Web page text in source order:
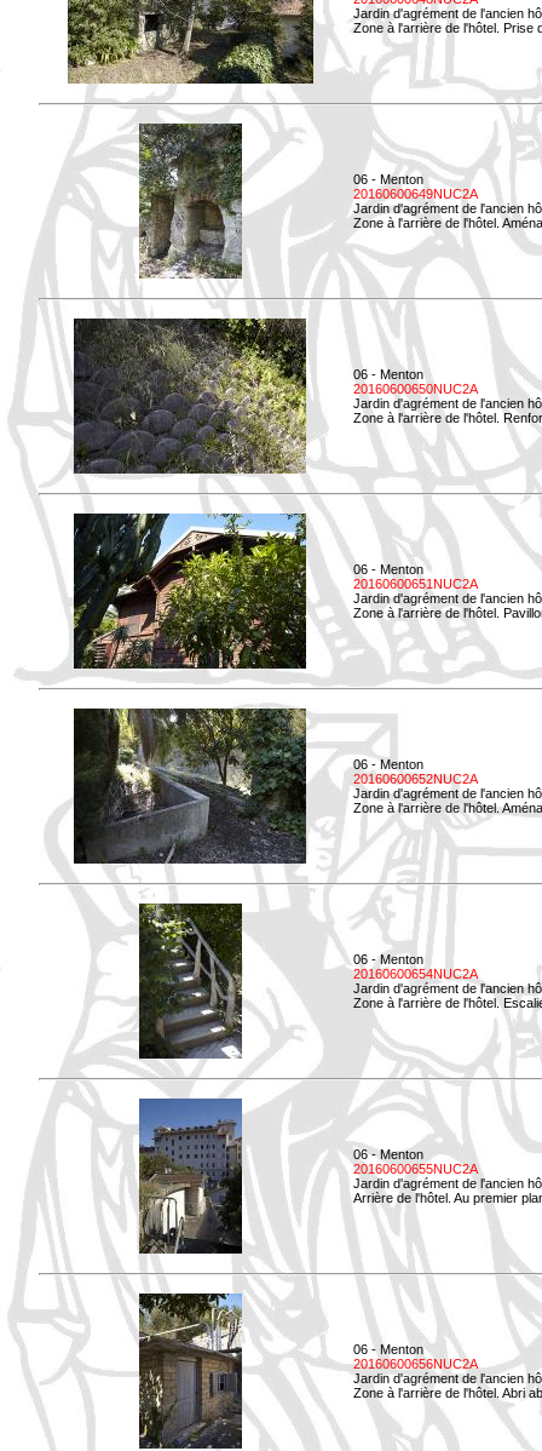
Jardin d'agrément de l'ancien
Zone à l'arrière de l'hôtel. Prise
06 - Menton
20160600649NUC2A
Jardin d'agrément de l'ancien
Zone à l'arrière de l'hôtel.
06 - Menton
20160600650NUC2A
Jardin d'agrément de l'ancien
Zone à l'arrière de l'hôtel.
06 - Menton
20160600651NUC2A
Jardin d'agrément de l'ancien
Zone à l'arrière de l'hôtel.
06 - Menton
20160600652NUC2A
Jardin d'agrément de l'ancien
Zone à l'arrière de l'hôtel.
06 - Menton
20160600654NUC2A
Jardin d'agrément de l'ancien
Zone à l'arrière de l'hôtel.
06 - Menton
20160600655NUC2A
Jardin d'agrément de l'ancien
Arrière de l'hôtel. Au premier
06 - Menton
20160600656NUC2A
Jardin d'agrément de l'ancien
Zone à l'arrière de l'hôtel. Abri